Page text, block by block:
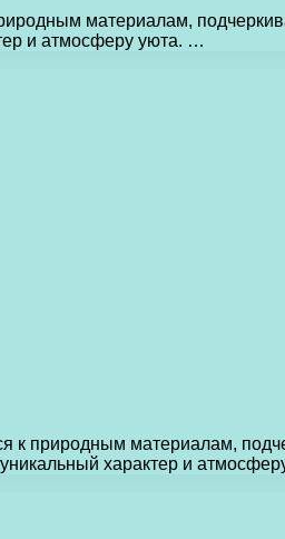
материалам,
и атмосферу уюта. …
природным материалам,
характер и